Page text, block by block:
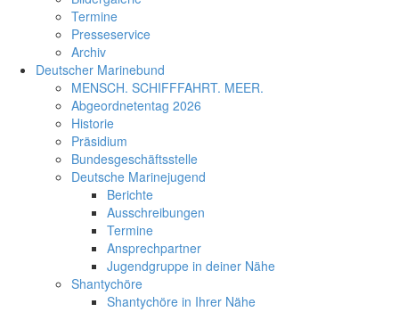
Termine
Presseservice
Archiv
Deutscher Marinebund
MENSCH. SCHIFFFAHRT. MEER.
Abgeordnetentag 2026
Historie
Präsidium
Bundesgeschäftsstelle
Deutsche Marinejugend
Berichte
Ausschreibungen
Termine
Ansprechpartner
Jugendgruppe in deiner Nähe
Shantychöre
Shantychöre in Ihrer Nähe